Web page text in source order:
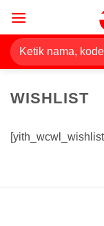
content
Pencarian
untuk:
WISHLIST